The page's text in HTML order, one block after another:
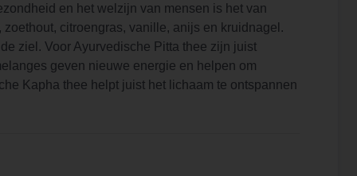
en het welzijn van mensen is het van
citroengras, vanille, anijs en kruidnagel.
ziel. Voor Ayurvedische Pitta thee zijn juist
geven nieuwe energie en helpen om
Kapha thee helpt juist het lichaam te ontspannen